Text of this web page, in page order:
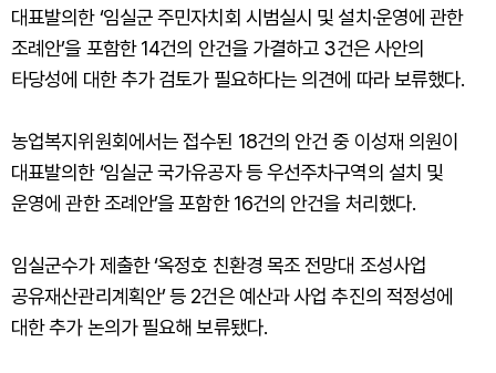
대표발의한 ‘임실군 주민자치회 시범실시 및 설치·운영에 관한
조례안’을 포함한 14건의 안건을 가결하고 3건은 사안의
타당성에 대한 추가 검토가 필요하다는 의견에 따라 보류했다.
농업복지위원회에서는 접수된 18건의 안건 중 이성재 의원이
대표발의한 ‘임실군 국가유공자 등 우선주차구역의 설치 및
운영에 관한 조례안’을 포함한 16건의 안건을 처리했다.
임실군수가 제출한 ‘옥정호 친환경 목조 전망대 조성사업
공유재산관리계획안’ 등 2건은 예산과 사업 추진의 적정성에
대한 추가 논의가 필요해 보류됐다.